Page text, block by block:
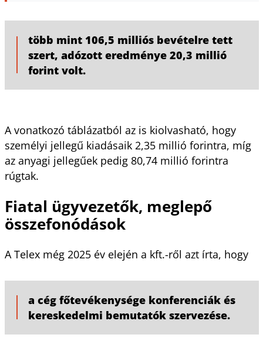
több mint 106,5 milliós bevételre tett
szert, adózott eredménye 20,3 millió
forint volt.
A vonatkozó táblázatból az is kiolvasható, hogy
személyi jellegű kiadásaik 2,35 millió forintra, míg
az anyagi jellegűek pedig 80,74 millió forintra
rúgtak.
Fiatal ügyvezetők, meglepő
összefonódások
A Telex még 2025 év elején a kft.-ről azt írta, hogy
a cég főtevékenysége konferenciák és
kereskedelmi bemutatók szervezése.